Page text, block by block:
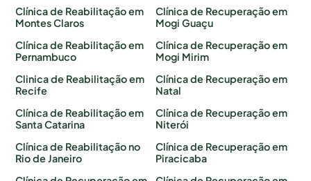
Clínica de Reabilitação em
Montes Claros
Clínica de Reabilitação em
Pernambuco
Clinica de Reabilitação em
Recife
Clínica de Reabilitação em
Santa Catarina
Clínica de Reabilitação no
Rio de Janeiro
Clínica de Recuperação em
Mogi Guaçu
Clínica de Recuperação em
Mogi Mirim
Clínica de Recuperação em
Natal
Clínica de Recuperação em
Niterói
Clínica de Recuperação em
Piracicaba